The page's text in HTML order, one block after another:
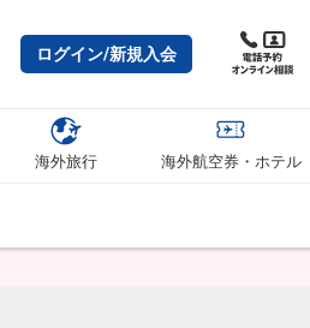
ログイン/新規入会
海外旅行 海外航空券・ホテル